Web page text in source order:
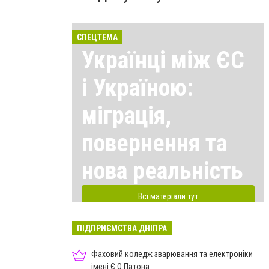
СПЕЦТЕМА
Українці між ЄС
і Україною:
міграція,
повернення та
нова реальність
Всі матеріали тут
ПІДПРИЄМСТВА ДНІПРА
Фаховий коледж зварювання та електроніки
імені Є.О.Патона